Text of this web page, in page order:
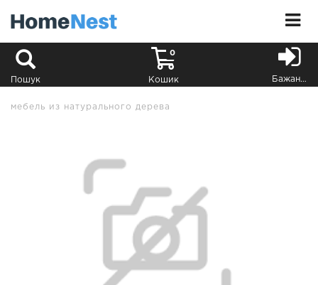
Пошук
0
Кошик Бажання
мебель из натурального дерева